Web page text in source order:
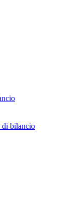
di bilancio